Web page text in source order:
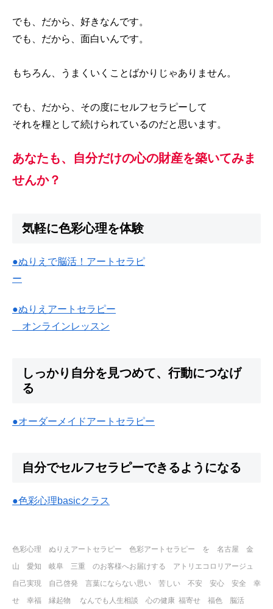
でも、だから、好きなんです。
でも、だから、面白いんです。
もちろん、うまくいくことばかりじゃありません。
でも、だから、その度にセルフセラピーして
それを糧として続けられているのだと思います。
あなたも、自分だけの心の財産を築いてみま
せんか？
気軽に色彩心理を体験
●ぬりえで脳活！アートセラピ
ー
●ぬりえアートセラピー
オンラインレッスン
しっかり自分を見つめて、行動につなげ
る
●オーダーメイドアートセラピー
自分でセルフセラピーできるようになる
●色彩心理basicクラス
色彩心理 ぬりえアートセラピー 色彩アートセラピー を 名古屋 金
山 愛知 岐阜 三重 のお客様へお届けする アトリエコロリアージュ
自己実現 自己啓発 言葉にならない思い 苦しい 不安 安心 安全 幸
せ 幸福 縁起物 なんでも人生相談 心の健康 福寄せ 福色 脳活